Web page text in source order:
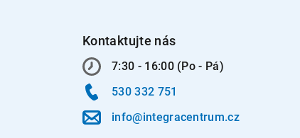
Kontaktujte nás
7:30 - 16:00 (Po - Pá)
530 332 751
info@integracentrum.cz